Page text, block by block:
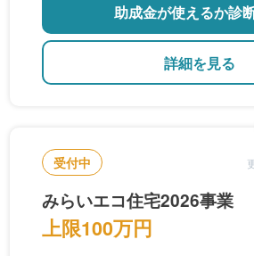
詳細を見る
助成金が使えるか診
受付中
みらいエコ住宅2026事業
上限100万円